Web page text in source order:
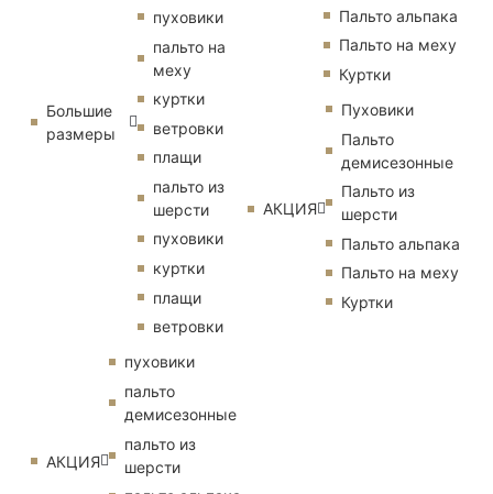
Большие
размеры
пуховики
пальто на
меху
куртки
ветровки
плащи
пальто из
шерсти
пуховики
куртки
плащи
ветровки
АКЦИЯ
пуховики
пальто
демисезонные
пальто из
шерсти
Пальто альпака
Пальто на меху
Куртки
АКЦИЯ
Пуховики
Пальто
демисезонные
Пальто из
шерсти
Пальто альпака
Пальто на меху
Куртки